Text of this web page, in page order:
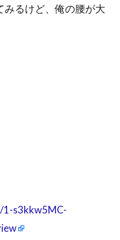
みるけど、俺の腰が大
s3kkw5MC-